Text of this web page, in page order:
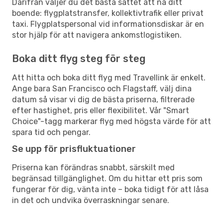
Därifrån väljer du det bästa sättet att nå ditt
boende: flygplatstransfer, kollektivtrafik eller privat
taxi. Flygplatspersonal vid informationsdiskar är en
stor hjälp för att navigera ankomstlogistiken.
Boka ditt flyg steg för steg
Att hitta och boka ditt flyg med Travellink är enkelt.
Ange bara San Francisco och Flagstaff, välj dina
datum så visar vi dig de bästa priserna, filtrerade
efter hastighet, pris eller flexibilitet. Vår "Smart
Choice"-tagg markerar flyg med högsta värde för att
spara tid och pengar.
Se upp för prisfluktuationer
Priserna kan förändras snabbt, särskilt med
begränsad tillgänglighet. Om du hittar ett pris som
fungerar för dig, vänta inte – boka tidigt för att låsa
in det och undvika överraskningar senare.